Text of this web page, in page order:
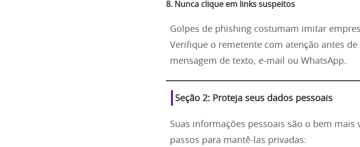
8. Nunca clique em links suspeitos
Golpes de phishing costumam imitar
Verifique o remetente com atenção antes
mensagem de texto, e-mail ou WhatsApp.
Seção 2: Proteja seus dados pessoais
Suas informações pessoais são o bem mais
passos para mantê-las privadas: